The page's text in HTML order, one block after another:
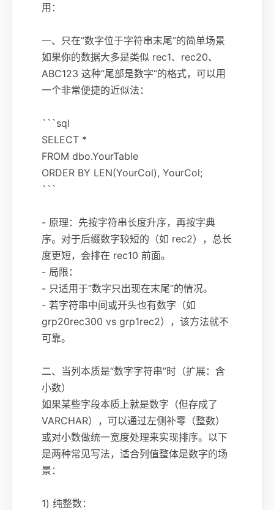
用：
一、只在“数字位于字符串末尾”的简单场景
如果你的数据大多是类似 rec1、rec20、
ABC123 这种“尾部是数字”的格式，可以用
一个非常便捷的近似法：
```sql
SELECT *
FROM dbo.YourTable
ORDER BY LEN(YourCol), YourCol;
```
- 原理：先按字符串长度升序，再按字典
序。对于后缀数字较短的（如 rec2），总长
度更短，会排在 rec10 前面。
- 局限：
- 只适用于“数字只出现在末尾”的情况。
- 若字符串中间或开头也有数字（如
grp20rec300 vs grp1rec2），该方法就不
可靠。
二、当列本质是“数字字符串”时（扩展：含
小数）
如果某些字段本质上就是数字（但存成了
VARCHAR），可以通过左侧补零（整数）
或对小数做统一宽度处理来实现排序。以下
是两种常见写法，适合列值整体是数字的场
景：
1) 纯整数：